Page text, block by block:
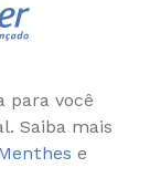
para você
Saiba mais
e